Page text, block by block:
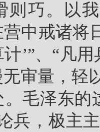
则巧。以
营中戒诸将
计’”、“凡
审量，轻
。毛泽东
兵，极主